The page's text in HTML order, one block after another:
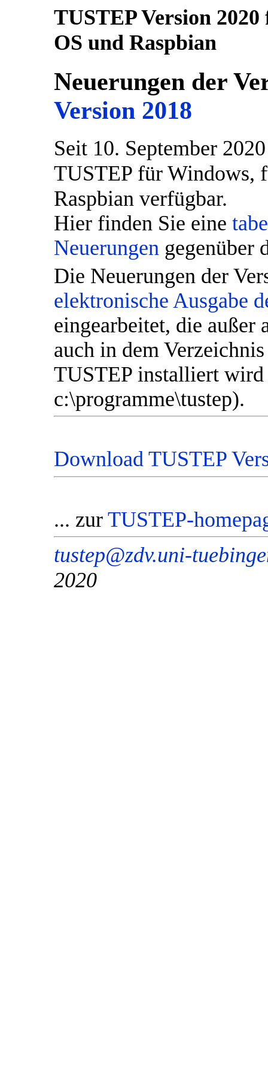
TUSTEP Version
OS und Raspbian
Neuerungen der
Version 2018
Seit 10. September
TUSTEP für Windows,
Raspbian verfügbar.
Hier finden Sie eine
Neuerungen gegenüber
Die Neuerungen der
elektronische Ausgabe
eingearbeitet, die außer
auch in dem
TUSTEP installiert
c:\programme\tustep).
Download TUSTEP
... zur TUSTEP-
tustep@zdv.uni-
2020